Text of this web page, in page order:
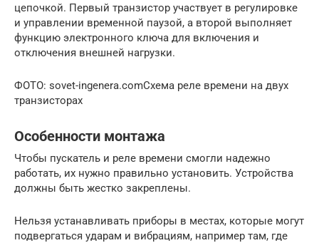
цепочкой. Первый транзистор участвует в регулировке
и управлении временной паузой, а второй выполняет
функцию электронного ключа для включения и
отключения внешней нагрузки.
ФОТО: sovet-ingenera.comСхема реле времени на двух
транзисторах
Особенности монтажа
Чтобы пускатель и реле времени смогли надежно
работать, их нужно правильно установить. Устройства
должны быть жестко закреплены.
Нельзя устанавливать приборы в местах, которые могут
подвергаться ударам и вибрациям, например там, где